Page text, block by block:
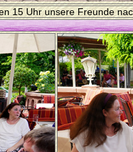
15 Uhr unsere Freunde